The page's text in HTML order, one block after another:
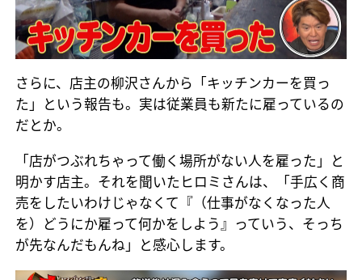
さらに、店主の柳沢さんから「キッチンカーを買っ
た」という報告も。実は従業員も新たに雇っているの
だとか。
「店がつぶれちゃって働く場所がない人を雇った」と
明かす店主。それを聞いたヒロミさんは、「手広く商
売をしたいわけじゃなくて『（仕事がなくなった人
を）どうにか雇って何かをしよう』っていう、そっち
が先なんだもんね」と感心します。